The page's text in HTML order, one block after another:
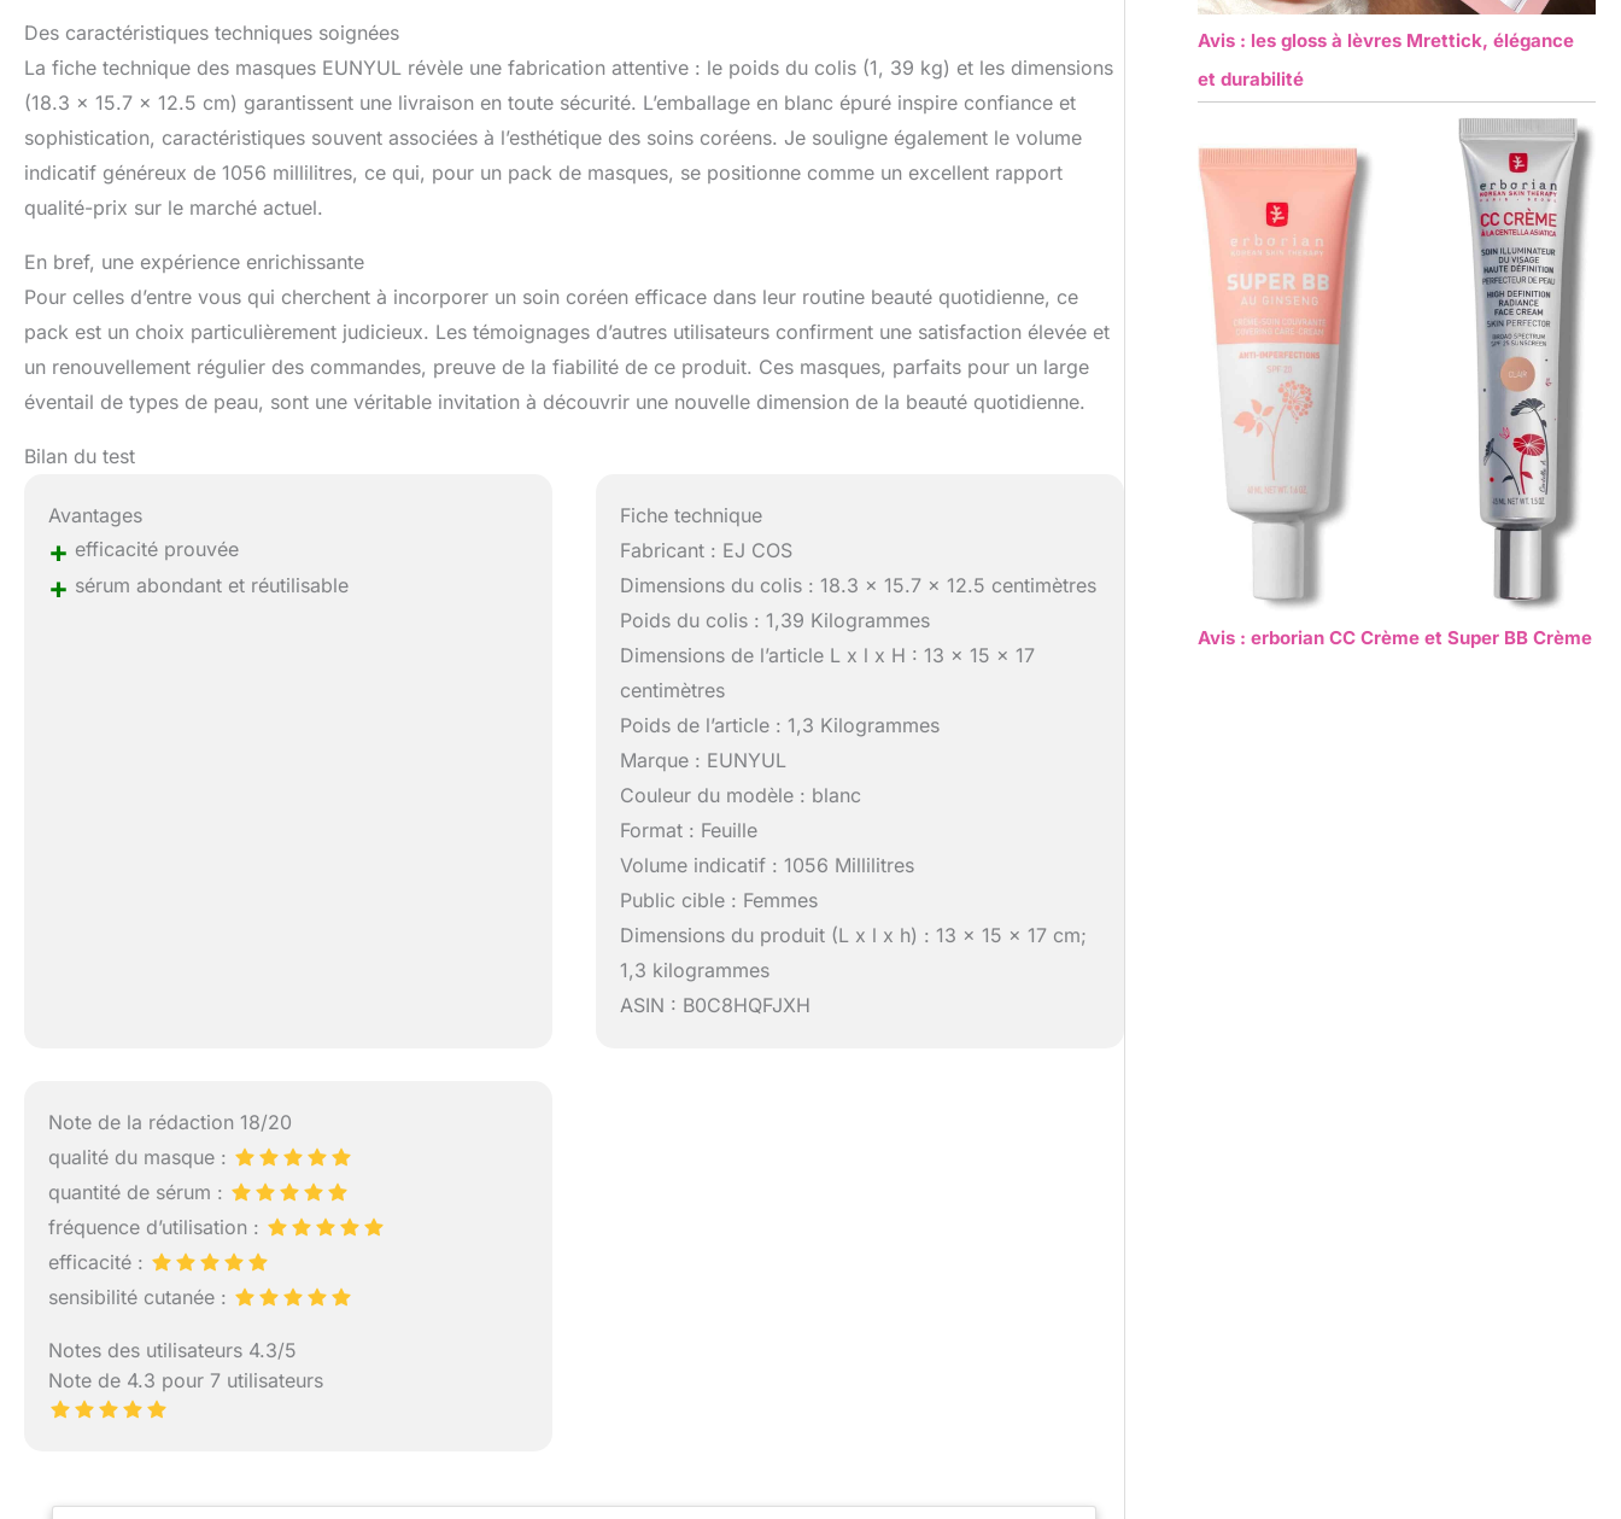
Des caractéristiques techniques soignées
La fiche technique des masques EUNYUL révèle une fabrication attentive : le poids du colis (1, 39 kg) et les dimensions
(18.3 x 15.7 x 12.5 cm) garantissent une livraison en toute sécurité. L’emballage en blanc épuré inspire confiance et
sophistication, caractéristiques souvent associées à l’esthétique des soins coréens. Je souligne également le volume
indicatif généreux de 1056 millilitres, ce qui, pour un pack de masques, se positionne comme un excellent rapport
qualité-prix sur le marché actuel.
En bref, une expérience enrichissante
Pour celles d’entre vous qui cherchent à incorporer un soin coréen efficace dans leur routine beauté quotidienne, ce
pack est un choix particulièrement judicieux. Les témoignages d’autres utilisateurs confirment une satisfaction élevée et
un renouvellement régulier des commandes, preuve de la fiabilité de ce produit. Ces masques, parfaits pour un large
éventail de types de peau, sont une véritable invitation à découvrir une nouvelle dimension de la beauté quotidienne.
Bilan du test
Avantages
+ efficacité prouvée
+ sérum abondant et réutilisable
Fiche technique
Fabricant : EJ COS
Dimensions du colis : 18.3 x 15.7 x 12.5 centimètres
Poids du colis : 1,39 Kilogrammes
Dimensions de l’article L x l x H : 13 x 15 x 17
centimètres
Poids de l’article : 1,3 Kilogrammes
Marque : EUNYUL
Couleur du modèle : blanc
Format : Feuille
Volume indicatif : 1056 Millilitres
Public cible : Femmes
Dimensions du produit (L x l x h) : 13 x 15 x 17 cm;
1,3 kilogrammes
ASIN : B0C8HQFJXH
Note de la rédaction 18/20
qualité du masque :
quantité de sérum :
fréquence d’utilisation :
efficacité :
sensibilité cutanée :
Notes des utilisateurs 4.3/5
Note de 4.3 pour 7 utilisateurs
Avis : les gloss à lèvres Mrettick, élégance
et durabilité
Avis : erborian CC Crème et Super BB Crème